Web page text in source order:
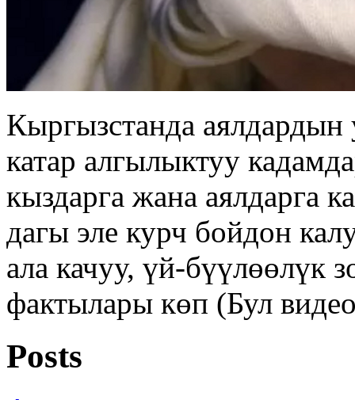
Кыргызстанда
катар алгылыктуу
кыздарга жана аялдарга
дагы эле курч бойдон
ала качуу, үй-бүүлөөлүк
фактылары көп (Бул
Posts